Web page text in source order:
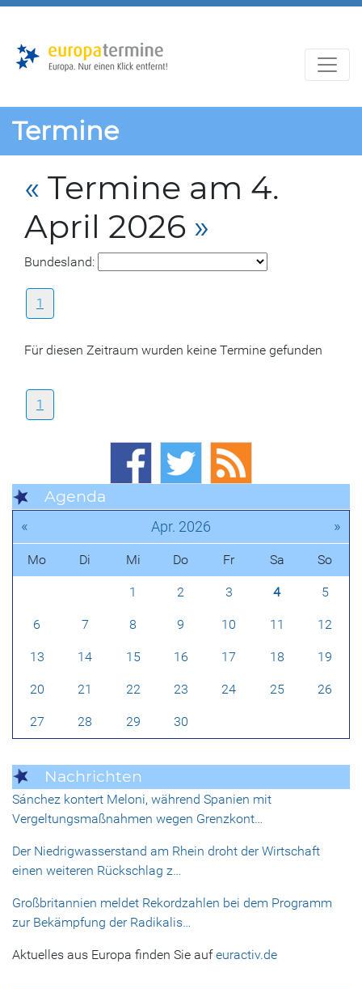
Termine
« Termine am 4.
April 2026 »
Bundesland:
1
Für diesen Zeitraum wurden keine Termine gefunden
1
Agenda
« Apr. 2026 »
Mo Di Mi Do Fr Sa So
1 2 3 4 5
6 7 8 9 10 11 12
13 14 15 16 17 18 19
20 21 22 23 24 25 26
27 28 29 30
Nachrichten
Sánchez kontert Meloni, während Spanien mit
Vergeltungsmaßnahmen wegen Grenzkont…
Der Niedrigwasserstand am Rhein droht der Wirtschaft
einen weiteren Rückschlag z…
Großbritannien meldet Rekordzahlen bei dem Programm
zur Bekämpfung der Radikalis…
Aktuelles aus Europa finden Sie aufeuractiv.de